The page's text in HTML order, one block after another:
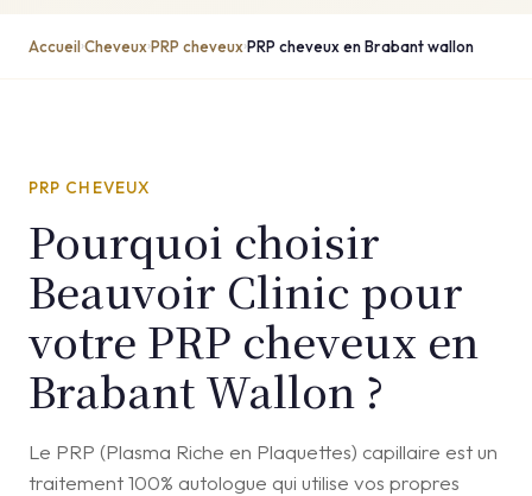
Accueil›Cheveux›PRP cheveux›PRP cheveux en Brabant wallon
PRP CHEVEUX
Pourquoi choisir
Beauvoir Clinic pour
votre PRP cheveux en
Brabant Wallon ?
Le PRP (Plasma Riche en Plaquettes) capillaire est un
traitement 100% autologue qui utilise vos propres